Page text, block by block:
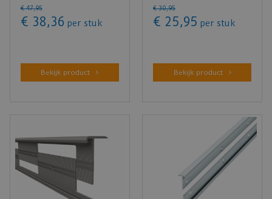
€ 47,95
€ 38,36 per stuk
Bekijk product
t.b.v. 2-3m…
€ 30,95
€ 25,95 per stuk
Bekijk product